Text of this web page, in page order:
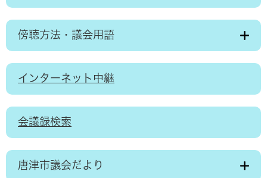
傍聴方法・議会用語
インターネット中継
会議録検索
唐津市議会だより